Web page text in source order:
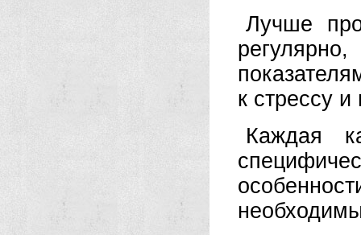
Лучше
к стрессу
Каждая